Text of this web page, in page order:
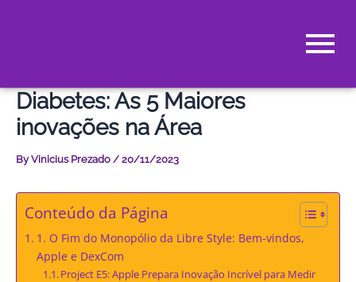
Diabetes: As 5 Maiores
inovações na Área
ByVinicius Prezado / 20/11/2023
Conteúdo da Página
1. O Fim do Monopólio da Libre Style: Bem-vindos,
Apple e DexCom
Project E5: Apple Prepara Inovação Incrível para Medir